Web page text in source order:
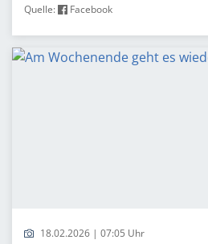
Quelle: Facebook
18.02.2026 | 07:05 Uhr